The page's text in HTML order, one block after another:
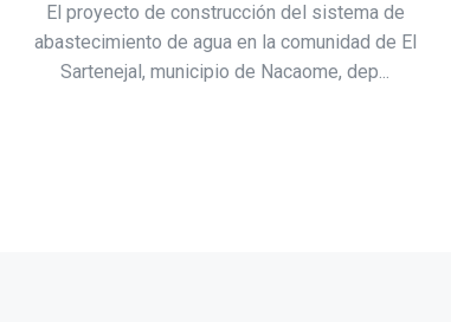
El proyecto de construcción del sistema de
abastecimiento de agua en la comunidad de El
Sartenejal, municipio de Nacaome, dep...